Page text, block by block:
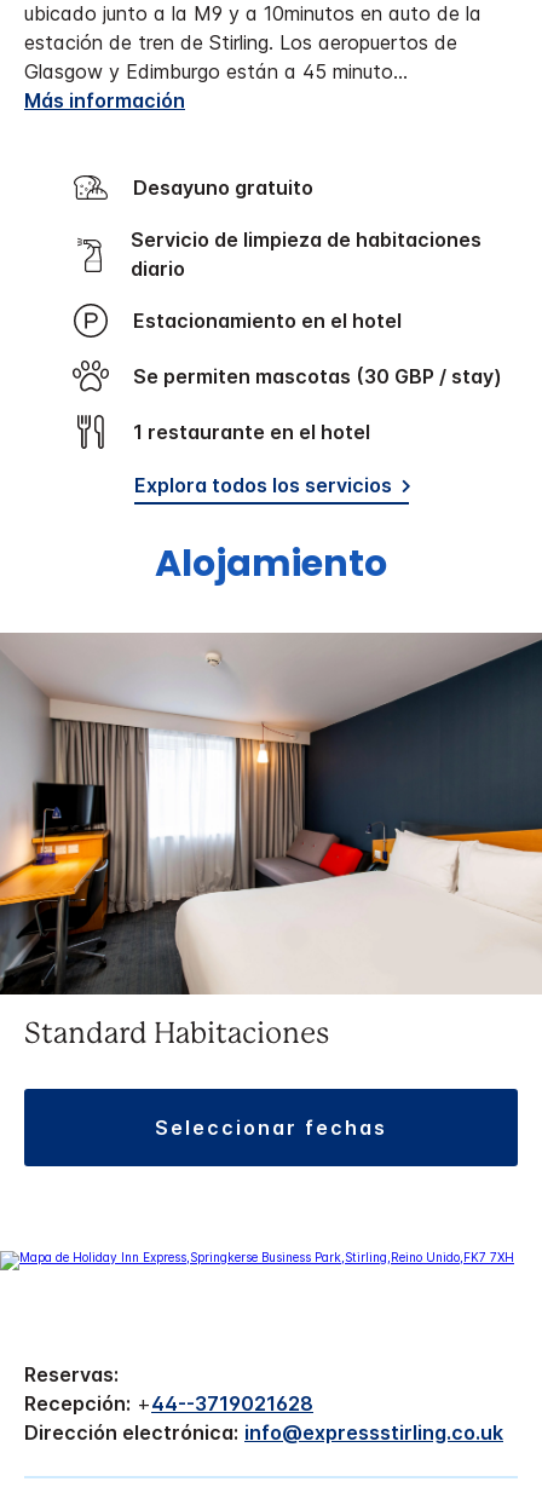
ubicado junto a la M9 y a 10minutos en auto de la
estación de tren de Stirling. Los aeropuertos de
Glasgow y Edimburgo están a 45 minuto...
Más información
Desayuno gratuito
Servicio de limpieza de habitaciones
diario
Estacionamiento en el hotel
Se permiten mascotas (30 GBP / stay)
1 restaurante en el hotel
Explora todos los servicios
Alojamiento
Standard Habitaciones
seleccionar fechas
Reservas:
Recepción: +44--3719021628
Dirección electrónica: info@expressstirling.co.uk